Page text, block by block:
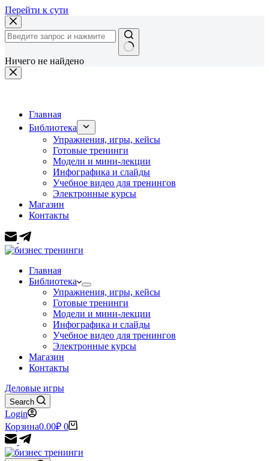
Перейти к сути
Ничего не найдено
Главная
Библиотека
Упражнения, игры, кейсы
Готовые тренинги
Модели и мини-лекции
Инфографика и слайды
Учебное видео для тренингов
Электронные курсы
Магазин
Контакты
Главная
Библиотека
Упражнения, игры, кейсы
Готовые тренинги
Модели и мини-лекции
Инфографика и слайды
Учебное видео для тренингов
Электронные курсы
Магазин
Контакты
Деловые игры
Search
Login
Корзина0.00₽ 0